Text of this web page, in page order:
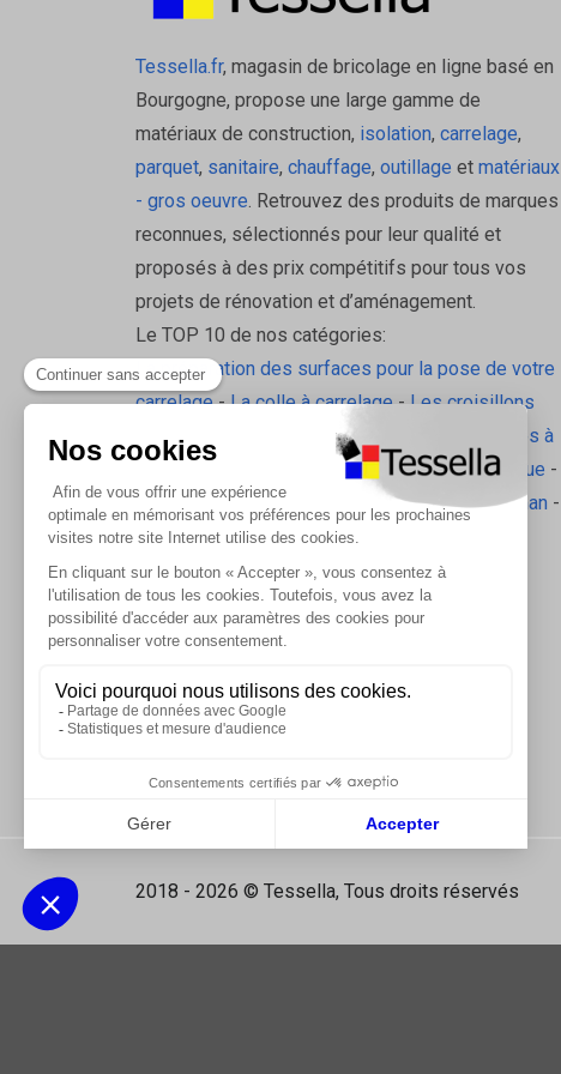
Tessella.fr, magasin de bricolage en ligne basé en
Bourgogne, propose une large gamme de
matériaux de construction, isolation, carrelage,
parquet, sanitaire, chauffage, outillage et matériaux
- gros oeuvre . Retrouvez des produits de marques
reconnues, sélectionnés pour leur qualité et
proposés à des prix compétitifs pour tous vos
projets de rénovation et d’aménagement.
Le TOP 10 de nos catégories:
La préparation des surfaces pour la pose de votre
carrelage-La colle à carrelage- Les croisillons
pavilift
Le carrelage sol intérieur
Les plinthes à
-L'isolation écologique -
Les accessoires d'isolation
Radiateurs Brugman -
Les tablettes de douche
2018 - 2026 © Tessella, Tous droits réservés